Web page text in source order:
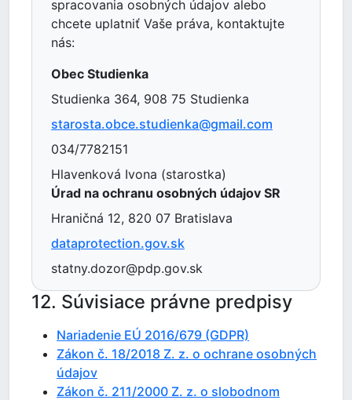
spracovania osobných údajov alebo
chcete uplatniť Vaše práva, kontaktujte
nás:
Obec Studienka
Studienka 364, 908 75 Studienka
starosta.obce.studienka@gmail.com
034/7782151
Hlavenková Ivona (starostka)
Úrad na ochranu osobných údajov SR
Hraničná 12, 820 07 Bratislava
dataprotection.gov.sk
statny.dozor@pdp.gov.sk
12. Súvisiace právne predpisy
Nariadenie EÚ 2016/679 (GDPR)
Zákon č. 18/2018 Z. z. o ochrane osobných
údajov
Zákon č. 211/2000 Z. z. o slobodnom